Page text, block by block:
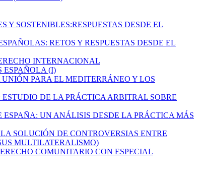
Y SOSTENIBLES:RESPUESTAS DESDE EL
RETOS Y RESPUESTAS DESDE EL
INTERNACIONAL
ESPAÑOLA (I)
PARA EL MEDITERRÁNEO Y LOS
DE LA PRÁCTICA ARBITRAL SOBRE
UN ANÁLISIS DESDE LA PRÁCTICA MÁS
SOLUCIÓN DE CONTROVERSIAS ENTRE
MULTILATERALISMO)
COMUNITARIO CON ESPECIAL